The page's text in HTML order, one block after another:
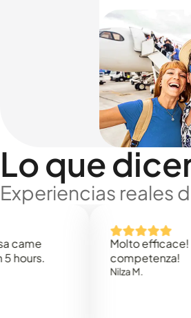
Lo que
Experiencias reales
Molto efficace! Grazie
competenza!